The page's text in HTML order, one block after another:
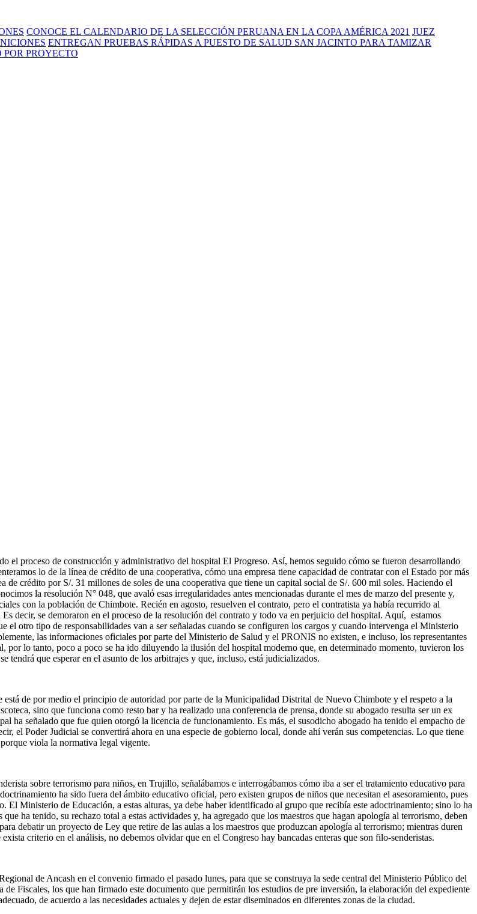
CONOCE EL CALENDARIO DE LA SELECCIÓN PERUANA EN LA COPA AMÉRICA 2021 JUEZ
ENTREGAN PRUEBAS RÁPIDAS A PUESTO DE SALUD SAN JACINTO PARA TAMIZAR
PROYECTO
el proceso de construcción y administrativo del hospital El Progreso. Así, hemos seguido cómo se fueron desarrollando
lo de la línea de crédito de una cooperativa, cómo una empresa tiene capacidad de contratar con el Estado por más
crédito por S/. 31 millones de soles de una cooperativa que tiene un capital social de S/. 600 mil soles. Haciendo el
la resolución N° 048, que avaló esas irregularidades antes mencionadas durante el mes de marzo del presente y,
con la población de Chimbote. Recién en agosto, resuelven el contrato, pero el contratista ya había recurrido al
decir, se demoraron en el proceso de la resolución del contrato y todo va en perjuicio del hospital. Aquí, estamos
el otro tipo de responsabilidades van a ser señaladas cuando se configuren los cargos y cuando intervenga el Ministerio
las informaciones oficiales por parte del Ministerio de Salud y el PRONIS no existen, e incluso, los representantes
lo tanto, poco a poco se ha ido diluyendo la ilusión del hospital moderno que, en determinado momento, tuvieron los
tendrá que esperar en el asunto de los arbitrajes y que, incluso, está judicializados.
de por medio el principio de autoridad por parte de la Municipalidad Distrital de Nuevo Chimbote y el respeto a la
sino que funciona como resto bar y ha realizado una conferencia de prensa, donde su abogado resulta ser un ex
señalado que fue quien otorgó la licencia de funcionamiento. Es más, el susodicho abogado ha tenido el empacho de
el Poder Judicial se convertirá ahora en una especie de gobierno local, donde ahí verán sus competencias. Lo que tiene
viola la normativa legal vigente.
sobre terrorismo para niños, en Trujillo, señalábamos e interrogábamos cómo iba a ser el tratamiento educativo para
ha sido fuera del ámbito educativo oficial, pero existen grupos de niños que necesitan el asesoramiento, pues
Ministerio de Educación, a estas alturas, ya debe haber identificado al grupo que recibía este adoctrinamiento; sino lo ha
ha tenido, su rechazo total a estas actividades y, ha agregado que los maestros que hagan apología al terrorismo, deben
debatir un proyecto de Ley que retire de las aulas a los maestros que produzcan apología al terrorismo; mientras duren
criterio en el análisis, no debemos olvidar que en el Congreso hay bancadas enteras que son filo-senderistas.
de Ancash en el convenio firmado el pasado lunes, para que se construya la sede central del Ministerio Público del
Fiscales, los que han firmado este documento que permitirán los estudios de pre inversión, la elaboración del expediente
de acuerdo a las necesidades actuales y dejen de estar diseminados en diferentes zonas de la ciudad.